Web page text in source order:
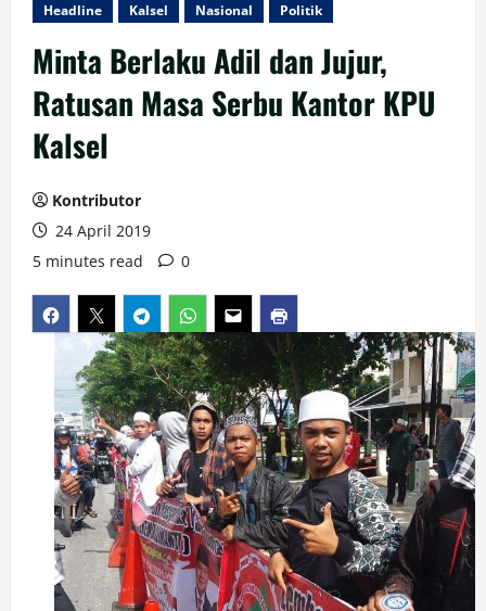
Headline Kalsel Nasional Politik
Minta Berlaku Adil dan Jujur,
Ratusan Masa Serbu Kantor KPU
Kalsel
Kontributor
24 April 2019
5 minutes read
0